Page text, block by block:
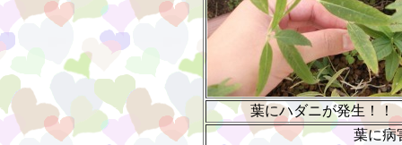
葉にハダニが発生！！
葉に病